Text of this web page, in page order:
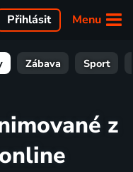
Menu
Přihlásit
Zábava Sport
z